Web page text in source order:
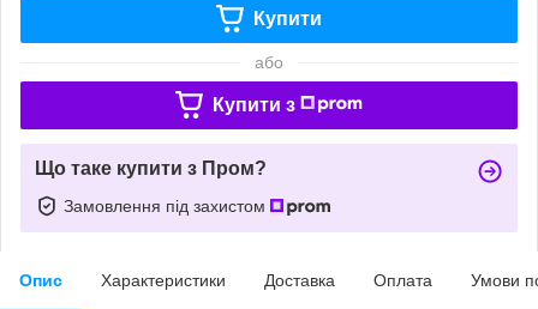
Купити
або
Купити з
Що таке купити з Пром?
Замовлення під захистом
Опис Характеристики Доставка Оплата Умови